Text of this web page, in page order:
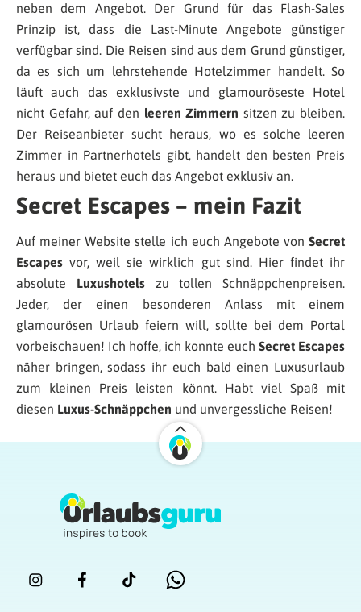
neben dem Angebot. Der Grund für das Flash-Sales
Prinzip ist, dass die Last-Minute Angebote günstiger
verfügbar sind. Die Reisen sind aus dem Grund günstiger,
da es sich um lehrstehende Hotelzimmer handelt. So
läuft auch das exklusivste und glamouröseste Hotel
nicht Gefahr, auf den leeren Zimmern sitzen zu bleiben.
Der Reiseanbieter sucht heraus, wo es solche leeren
Zimmer in Partnerhotels gibt, handelt den besten Preis
heraus und bietet euch das Angebot exklusiv an.
Secret Escapes – mein Fazit
Auf meiner Website stelle ich euch Angebote von Secret
Escapes vor, weil sie wirklich gut sind. Hier findet ihr
absolute Luxushotelszu tollen Schnäppchenpreisen.
Jeder, der einen besonderen Anlass mit einem
glamourösen Urlaub feiern will, sollte bei dem Portal
vorbeischauen! Ich hoffe, ich konnte euch Secret Escapes
näher bringen, sodass ihr euch bald einen Luxusurlaub
zum kleinen Preis leisten könnt. Habt viel Spaß mit
diesen Luxus-Schnäppchen und unvergessliche Reisen!